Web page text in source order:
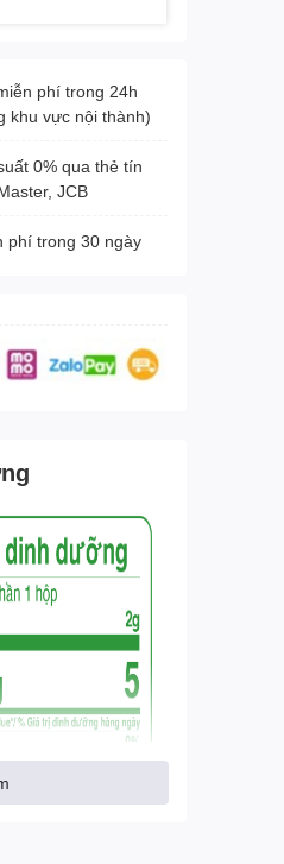
phí trong 24h
khu vực nội thành)
0% qua thẻ tín
JCB
phí trong 30 ngày